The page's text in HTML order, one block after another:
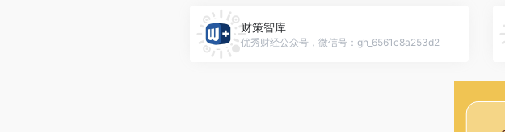
财策智库
优秀财经公众号，微信号：gh_6561c8a253d2